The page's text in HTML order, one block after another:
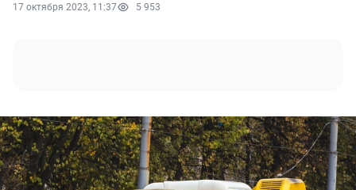
17 октября 2023, 11:37 5 953